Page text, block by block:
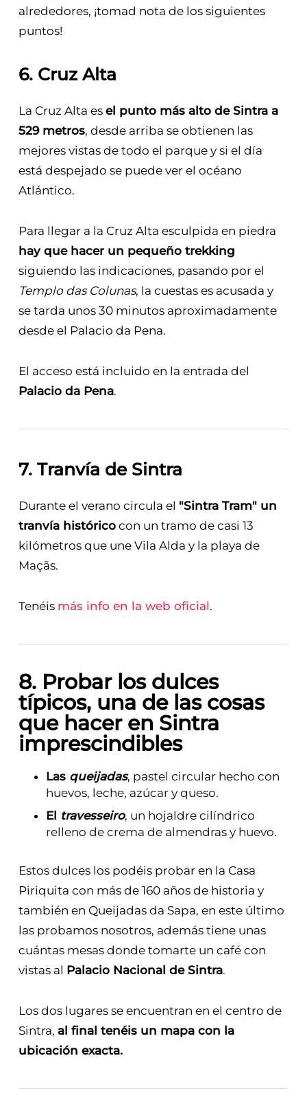
alrededores, ¡tomad nota de los siguientes
puntos!
6. Cruz Alta
La Cruz Alta es el punto más alto de Sintra a
529 metros, desde arriba se obtienen las
mejores vistas de todo el parque y si el día
está despejado se puede ver el océano
Atlántico.
Para llegar a la Cruz Alta esculpida en piedra
hay que hacer un pequeño trekking
siguiendo las indicaciones, pasando por el
Templo das Colunas, la cuestas es acusada y
se tarda unos 30 minutos aproximadamente
desde el Palacio da Pena.
El acceso está incluido en la entrada del
Palacio da Pena.
7. Tranvía de Sintra
Durante el verano circula el "Sintra Tram" un
tranvía históricocon un tramo de casi 13
kilómetros que une Vila Alda y la playa de
Maçãs.
Tenéis más info en la web oficial.
8. Probar los dulces
típicos, una de las cosas
que hacer en Sintra
imprescindibles
Las queijadas, pastel circular hecho con
huevos, leche, azúcar y queso.
El travesseiro, un hojaldre cilíndrico
relleno de crema de almendras y huevo.
Estos dulces los podéis probar en la Casa
Piriquita con más de 160 años de historia y
también en Queijadas da Sapa, en este último
las probamos nosotros, además tiene unas
cuántas mesas donde tomarte un café con
vistas al Palacio Nacional de Sintra.
Los dos lugares se encuentran en el centro de
Sintra, al final tenéis un mapa con la
ubicación exacta.